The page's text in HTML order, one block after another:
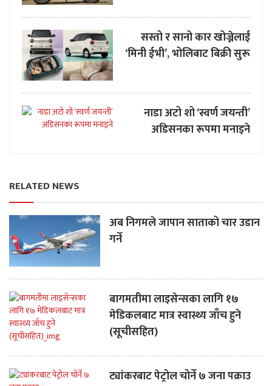
सस्तो र सानो कार खोज्नेलाई
‘मिनी ईभी’, भोलिबाट बिक्री सुरू
नाडा अटो शो ‘स्वर्ण जयन्ती’
अडिसनका रूपमा मनाइने
RELATED NEWS
अब निगमले जापान साताको चार उडान
गर्ने
बागमतीमा लाइसेन्सका लागि १७
मेडिकलबाट मात्र स्वास्थ्य जाँच हुने
(सूचीसहित)
ट्यांकरबाट पेट्रोल चोर्ने ७ जना पक्राउ